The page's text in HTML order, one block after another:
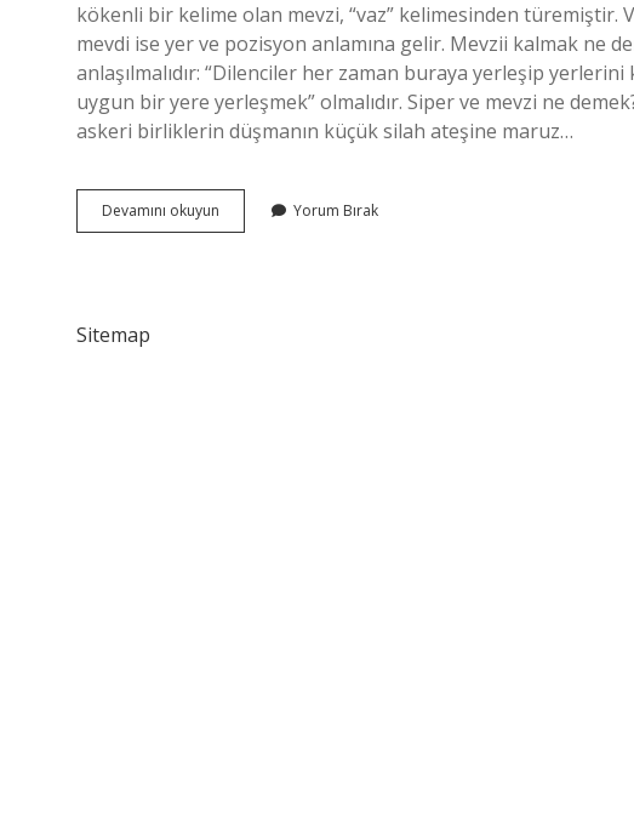
kökenli bir kelime olan mevzi, “vaz” kelimesinden türemiştir.
mevdi ise yer ve pozisyon anlamına gelir. Mevzii kalmak ne
anlaşılmalıdır: “Dilenciler her zaman buraya yerleşip yerlerini
uygun bir yere yerleşmek” olmalıdır. Siper ve mevzi ne
askeri birliklerin düşmanın küçük silah ateşine maruz…
Devamını okuyun
Ne
Yorum Bırak
Sitemap